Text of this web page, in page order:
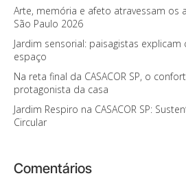
Arte, memória e afeto atravessam os
São Paulo 2026
Jardim sensorial: paisagistas
espaço
Na reta final da CASACOR SP, o
protagonista da casa
Jardim Respiro na CASACOR SP:
Circular
Comentários